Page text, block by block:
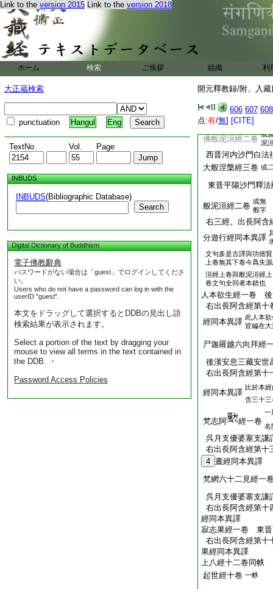
Link to the version 2015 Link to the version 2018
ホーム 検索 ご挨拶 組織 利
大正蔵検索
punctuation Hangul Eng
TextNo. Vol. Page
INBUDS
INBUDS(Bibliographic Database)
Search
Digital Dictionary of Buddhism
電子佛教辭典
パスワードがない場合は「guest」でログインしてくださ
い。
Users who do not have a password can log in with the
userID "guest".
本文をドラッグして選択するとDDBの見出し語
検索結果が表示されます。
Select a portion of the text by dragging your
mouse to view all terms in the text contained in
the DDB. ・
Password Access Policies
開元釋教録/附、入
606 607 608
点:有/無] [CITE]
右此部經。説事既
僧肇長含序云
雜含四分十誦
秦代譯今附秦録
是四含中
別經異譯
佛般泥洹經二卷 或
泥
西晋河内沙門白法
大般涅槃經三卷 或
東晋平陽沙門釋法
般泥洹經二卷 或無
般字
右三經。出長阿含
分遊行經同本異譯
文句多是古譯與功徳
上卷無其下卷今爲失
洹經上卷與般泥洹經上
卷文句全同者本錯也
人本欲生經一卷 後
右出長阿含經第十
經同本異譯 此人本
皆編在
尸迦羅越六向拜經
後漢安息三藏安世
右出長阿含經第十
經同本異譯
比於本
含三十
梵志阿 經一卷
一
名
呉月支優婆塞支謙
右出長阿含經第十
4 晝經同本異譯
梵網六十二見經一
呉月支優婆塞支謙
右出長阿含經第十
經同本異譯
寂志果經一卷 東晋
右出長阿含經第十
果經同本異譯
上八經十二卷同帙
起世經十卷 一帙